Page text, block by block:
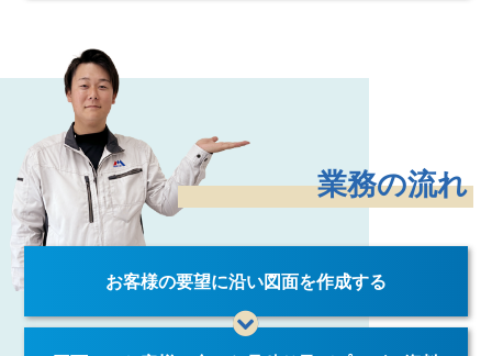
業務の流れ
お客様の要望に沿い図面を作成する